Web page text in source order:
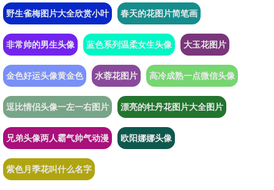
野生雀梅图片大全欣赏小叶 春天的花图片简笔画
非常帅的男生头像 蓝色系列温柔女生头像 大玉花图片
金色好运头像黄金色 水蓉花图片 高冷成熟一点微信头像
逗比情侣头像一左一右图片 漂亮的牡丹花图片大全图片
兄弟头像两人霸气帅气动漫 欧阳娜娜头像
紫色月季花叫什么名字